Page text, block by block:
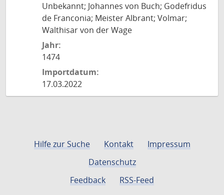
Unbekannt; Johannes von Buch; Godefridus
de Franconia; Meister Albrant; Volmar;
Walthisar von der Wage
Jahr:
1474
Importdatum:
17.03.2022
Hilfe zur Suche Kontakt
Impressum
Datenschutz
Feedback
RSS-Feed